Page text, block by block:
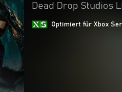
Dead Drop Studios
Optimiert für Xbox